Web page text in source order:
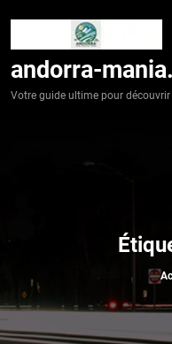
andorra-
Votre guide ultime pour découvrir